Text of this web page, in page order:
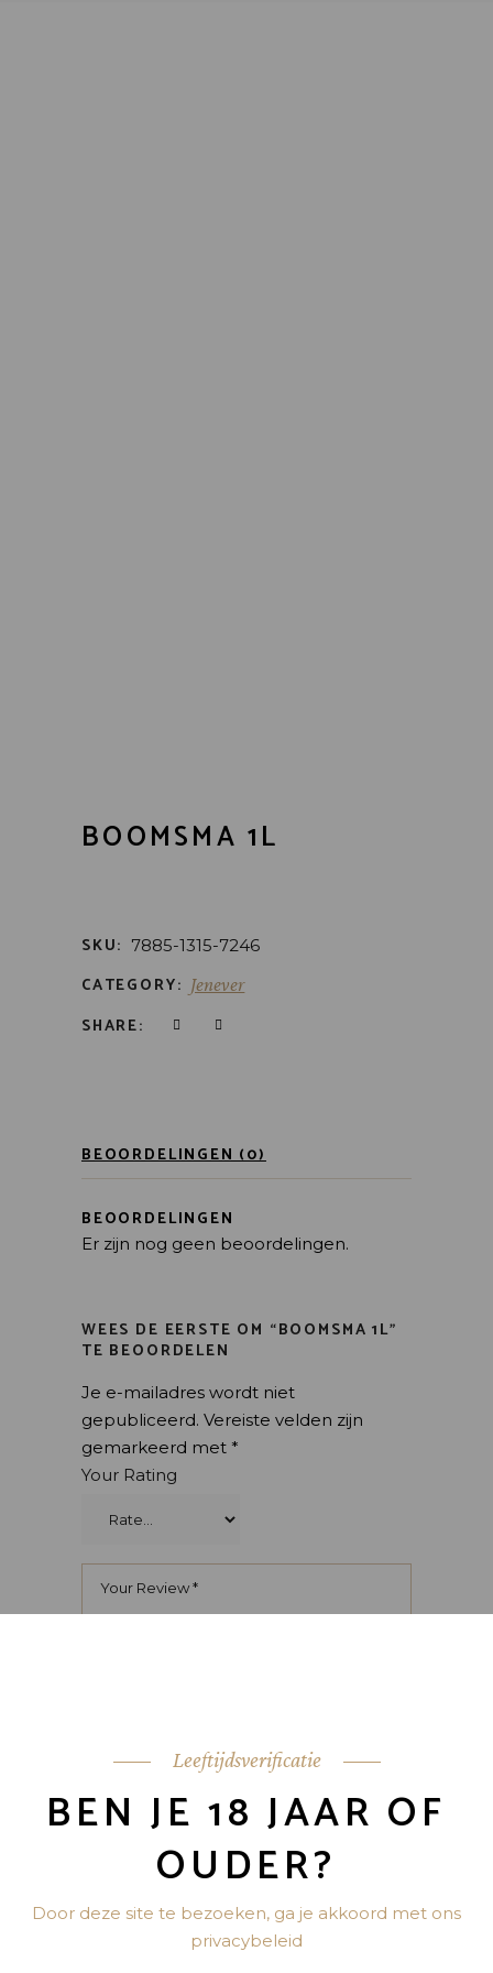
Leeftijdsverificatie
BEN JE 18 JAAR OF
OUDER?
Door deze site te bezoeken, ga je akkoord met ons
privacybeleid
BOOMSMA 1L
SKU: 7885-1315-7246
CATEGORY: Jenever
SHARE:
BEOORDELINGEN (0)
BEOORDELINGEN
Er zijn nog geen beoordelingen.
WEES DE EERSTE OM “BOOMSMA 1L”
TE BEOORDELEN
Je e-mailadres wordt niet
gepubliceerd. Vereiste velden zijn
gemarkeerd met *
Your Rating